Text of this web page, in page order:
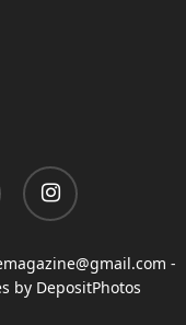
instagram
-
by DepositPhotos